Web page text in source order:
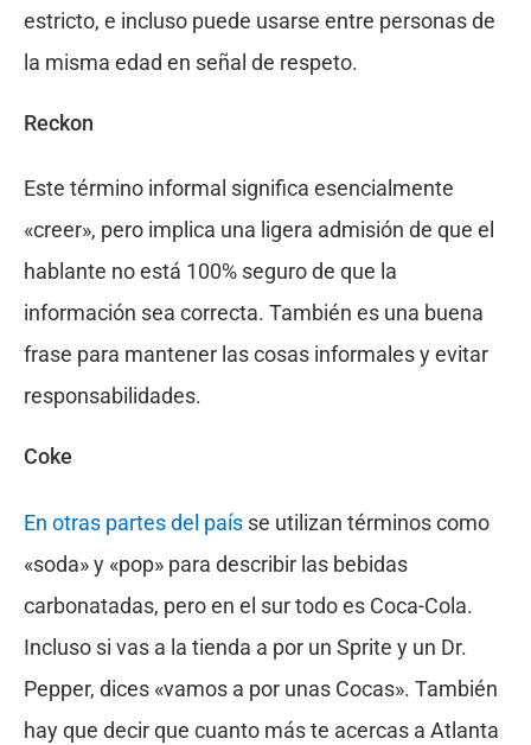
estricto, e incluso puede usarse entre personas de
la misma edad en señal de respeto.
Reckon
Este término informal significa esencialmente
«creer», pero implica una ligera admisión de que el
hablante no está 100% seguro de que la
información sea correcta. También es una buena
frase para mantener las cosas informales y evitar
responsabilidades.
Coke
En otras partes del país se utilizan términos como
«soda» y «pop» para describir las bebidas
carbonatadas, pero en el sur todo es Coca-Cola.
Incluso si vas a la tienda a por un Sprite y un Dr.
Pepper, dices «vamos a por unas Cocas». También
hay que decir que cuanto más te acercas a Atlanta